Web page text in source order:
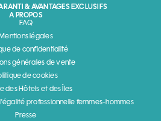
& AVANTAGES EXCLUSIFS
A PROPOS
FAQ
légales
de confidentialité
générales de vente
de cookies
des Hôtels et des Îles
professionnelle femmes-hommes
Presse